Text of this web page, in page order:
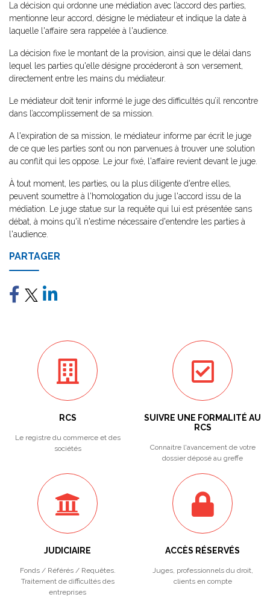
La décision qui ordonne une médiation avec l’accord des parties,
mentionne leur accord, désigne le médiateur et indique la date à
laquelle l'affaire sera rappelée à l'audience.
La décision fixe le montant de la provision, ainsi que le délai dans
lequel les parties qu'elle désigne procéderont à son versement,
directement entre les mains du médiateur.
Le médiateur doit tenir informé le juge des difficultés qu’il rencontre
dans l’accomplissement de sa mission.
A l'expiration de sa mission, le médiateur informe par écrit le juge
de ce que les parties sont ou non parvenues à trouver une solution
au conflit qui les oppose. Le jour fixé, l'affaire revient devant le juge.
À tout moment, les parties, ou la plus diligente d'entre elles,
peuvent soumettre à l'homologation du juge l'accord issu de la
médiation. Le juge statue sur la requête qui lui est présentée sans
débat, à moins qu'il n'estime nécessaire d'entendre les parties à
l'audience.
PARTAGER
RCS
Le registre du commerce et des
sociétés
SUIVRE UNE FORMALITÉ AU
RCS
Connaitre l'avancement de votre
dossier déposé au greffe
JUDICIAIRE
Fonds / Référés / Requêtes.
Traitement de difficultés des
entreprises
ACCÈS RÉSERVÉS
Juges, professionnels du droit,
clients en compte